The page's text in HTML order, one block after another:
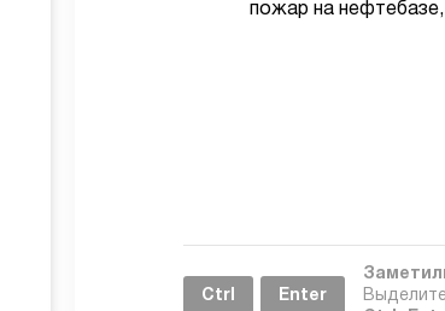
пожар на
Ctrl Enter